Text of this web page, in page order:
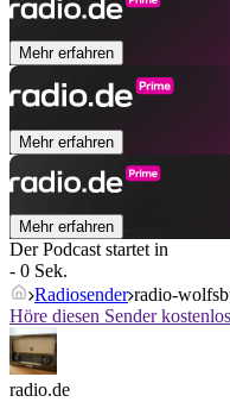
Mehr erfahren
Mehr erfahren
Mehr erfahren
Der Podcast startet in
- 0 Sek.
Radiosender radio-
Höre diesen Sender
radio.de